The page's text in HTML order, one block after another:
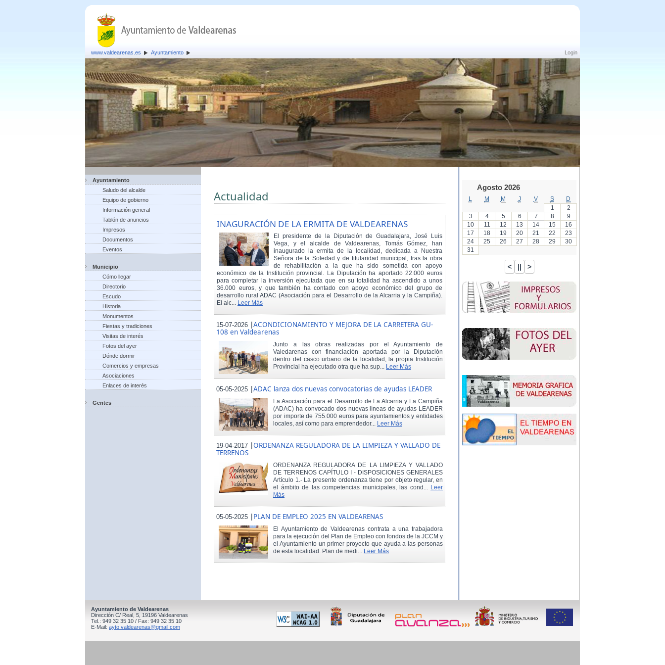
Login
www.valdearenas.es Ayuntamiento
Ayuntamiento
Saludo del alcalde
Equipo de gobierno
Información general
Tablón de anuncios
Impresos
Documentos
Eventos
Municipio
Cómo llegar
Directorio
Escudo
Historia
Monumentos
Fiestas y tradiciones
Visitas de interés
Fotos del ayer
Dónde dormir
Comercios y empresas
Asociaciones
Enlaces de interés
Gentes
Actualidad
INAGURACIÓN DE LA ERMITA DE VALDEARENAS
El presidente de la Diputación de Guadalajara, José Luis
Vega, y el alcalde de Valdearenas, Tomás Gómez, han
inaugurado la ermita de la localidad, dedicada a Nuestra
Señora de la Soledad y de titularidad municipal, tras la obra
de rehabilitación a la que ha sido sometida con apoyo
económico de la Institución provincial. La Diputación ha aportado 22.000 euros
para completar la inversión ejecutada que en su totalidad ha ascendido a unos
36.000 euros, y que también ha contado con apoyo económico del grupo de
desarrollo rural ADAC (Asociación para el Desarrollo de la Alcarria y la Campiña).
El alc... Leer Más
15-07-2026 |ACONDICIONAMIENTO Y MEJORA DE LA CARRETERA GU-
108 en Valdearenas
Junto a las obras realizadas por el Ayuntamiento de
Valedarenas con financiación aportada por la Diputación
dentro del casco urbano de la localidad, la propia Institución
Provincial ha ejecutado otra que ha sup... Leer Más
05-05-2025 |ADAC lanza dos nuevas convocatorias de ayudas LEADER
La Asociación para el Desarrollo de La Alcarria y La Campiña
(ADAC) ha convocado dos nuevas líneas de ayudas LEADER
por importe de 755.000 euros para ayuntamientos y entidades
locales, así como para emprendedor... Leer Más
19-04-2017 |ORDENANZA REGULADORA DE LA LIMPIEZA Y VALLADO DE
TERRENOS
ORDENANZA REGULADORA DE LA LIMPIEZA Y VALLADO
DE TERRENOS CAPÍTULO I - DISPOSICIONES GENERALES
Artículo 1.- La presente ordenanza tiene por objeto regular, en
el ámbito de las competencias municipales, las cond... Leer
Más
05-05-2025 |PLAN DE EMPLEO 2025 EN VALDEARENAS
El Ayuntamiento de Valdearenas contrata a una trabajadora
para la ejecución del Plan de Empleo con fondos de la JCCM y
el Ayuntamiento un primer proyecto que ayuda a las personas
de esta localidad. Plan de medi... Leer Más
Agosto 2026
M M J V S
D
1
2
3
4 5 6 7 8
9
10
11 12 13 14 15
16
17
18 19 20 21 22
23
24
25 26 27 28 29
30
31
Ayuntamiento de Valdearenas
Dirección C/ Real, 5, 19196 Valdearenas
Tel.: 949 32 35 10 / Fax: 949 32 35 10
E-Mail: ayto.valdearenas@gmail.com